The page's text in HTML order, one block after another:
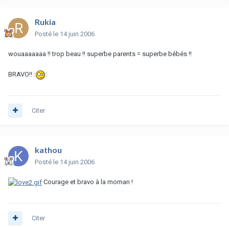
Rukia
Posté le 14 juin 2006
wouaaaaaaa !! trop beau !! superbe parents = superbe bébés !!
BRAVO!! : :
Citer
kathou
Posté le 14 juin 2006
Courage et bravo à la moman !
Citer